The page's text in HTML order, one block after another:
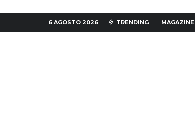
6 AGOSTO 2026 TRENDING MAGAZINE